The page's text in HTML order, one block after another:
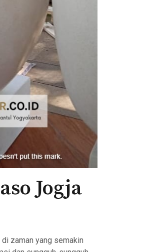
Jogja
zaman yang semakin